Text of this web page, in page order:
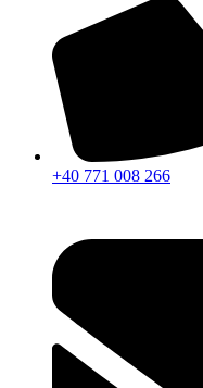
+40 771 008 266